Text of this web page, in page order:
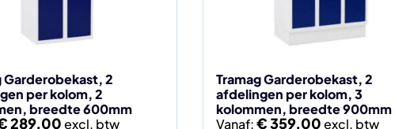
Garderobekast, 2
per kolom, 2
breedte 600mm
289,00
Tramag Garderobekast, 2
afdelingen per kolom, 3
kolommen, breedte 900mm
Vanaf:€359,00
de
productpagina